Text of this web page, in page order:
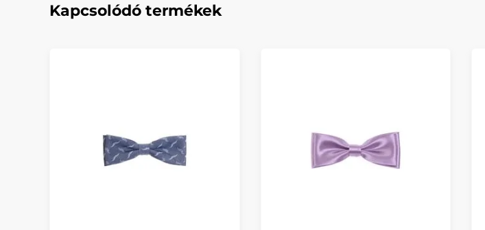
Kapcsolódó termékek